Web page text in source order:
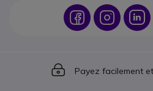
Icon Icon
Icon
Payez facilement